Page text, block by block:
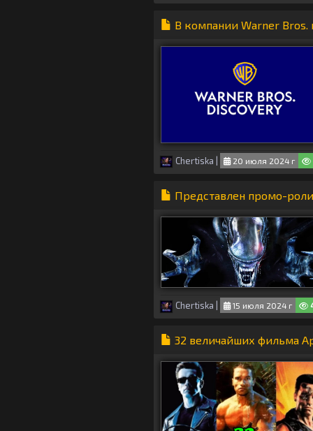
В компании Warner
Chertiska | 20 июля 2024 г
Представлен промо-
Chertiska 15 июля 2024 г
32 величайших фильма